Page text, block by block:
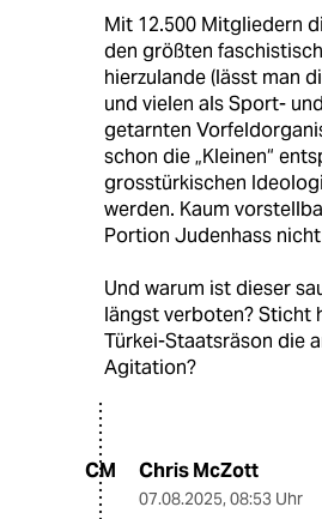
Mit 12.500 Mitgliedern
den größten
hierzulande (lässt man
und vielen als Sport-
getarnten
schon die „Kleinen“
grosstürkischen
werden. Kaum
Portion Judenhass
Und warum ist dieser
längst verboten? Sticht
Türkei-Staatsräson die
Agitation?
CM Chris McZott
07.08.2025, 08:53 Uhr